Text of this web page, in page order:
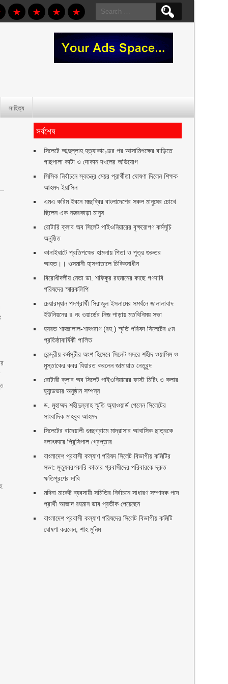
Search
for:
সাহিত্য
সর্বশেষ
সিলেটে আব্দুল্লাহ হত্যাকাণ্ডের পর আসামিপক্ষের বাড়িতে
গাছপালা কাটা ও দোকান দখলের অভিযোগ
সিসিক নির্বাচনে স্বতন্ত্র মেয়র প্রার্থীতা ঘোষণা দিলেন শিক্ষক
আহমদ ইয়াসিন
এমএ করিম ইবনে মচ্ছব্বির বাংলাদেশের সকল মানুষের চোখে
ছিলেন এক নজরকাড়া মানুষ ‎
রোটারি ক্লাব অব সিলেট পাইওনিয়ারের বৃক্ষরোপণ কর্মসূচি
অনুষ্ঠিত
কানাইঘাটে প্রতিপক্ষের হামলায় পিতা ও পুত্র গুরুতর
আহত।। ওসমানী হাসপাতালে চিকিৎসাধীন
বিরোধীদলীয় নেতা ডা. শফিকুর রহমানের কাছে গণদাবি
পরিষদের স্মারকলিপি ‎
চেয়ারম্যান পদপ্রার্থী সিরাজুল ইসলামের সমর্থনে জালালাবাদ
ইউনিয়নের ৪ নং ওয়ার্ডের নিজ পাড়ায় মতবিনিময় সভা
হযরত শাহ্জালাল-শাহ্পরাণ (রহ.) স্মৃতি পরিষদ সিলেটের ৫ম
প্রতিষ্ঠাবার্ষিকী পালিত ‎​
কেন্দ্রীয় কর্মসূচীর অংশ হিসেবে সিলেট সদরে শহীদ ওয়াসিম ও
মুস্তাকের কবর যিয়ারত করলেন জামায়াত নেতৃবৃন্দ ‎
রোটারী ক্লাব অব সিলেট পাইওনিয়ারের ফাস্ট মিটিং ও কলার
হ্যান্ডভার অনুষ্ঠান সম্পন্ন
ড. মুহাম্মদ শহীদুল্লাহ স্মৃতি অ্যাওয়ার্ড পেলেন সিলেটের
সাংবাদিক মাহবুব আহমদ
সিলেটের বাদেয়ালী গুচ্ছগ্রামে মাদ্রাসার আবাসিক ছাত্রকে
বলাৎকারে প্রিন্সিপাল গ্রেপ্তার ‎
বাংলাদেশ প্রবাসী কল্যাণ পরিষদ সিলেট বিভাগীয় কমিটির
সভা: মৃত্যুবরণকারি কাতার প্রবাসীদের পরিবারকে দ্রুত
ক্ষতিপূরণের দাবি
মদিনা মার্কেট ব্যবসায়ী সমিতির নির্বাচনে সাধারণ সম্পাদক পদে
প্রার্থী আজাদ রহমান ডাব প্রতীক পেয়েছেন ‎
‎বাংলাদেশ প্রবাসী কল্যাণ পরিষদের সিলেট বিভাগীয় কমিটি
ঘোষণা করলেন, শাহ মুনিম